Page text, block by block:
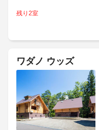
残り2室
ワダノ ウッズ